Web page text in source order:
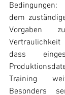
Bedingungen:
dem
Vorgaben
dass
Training
Besonders